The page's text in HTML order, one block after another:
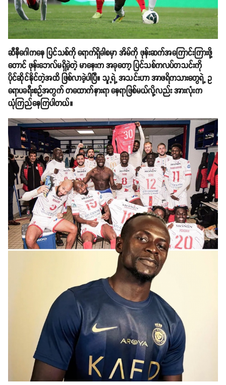
ဆီနီဂေါကနေ ပြင်သစ်ကို ရောက်ရှိခါစမှာ အိမ်ကို ဖုန်းဆက်အကြောင်းကြားဖို့
တောင် ဖုန်းဘေလ်မရှိခဲ့တဲ့ မာနေးက အခုတော့ ပြင်သစ်ကလပ်တသင်းကို
ပိုင်ဆိုင်နိုင်တဲ့အထိ ဖြစ်လာခဲ့ပါပြီ။ သူ့ရဲ့ အသင်းဟာ အာဖရိကသားတွေရဲ့ ဥ
ရောပခရီးစဉ်အတွက် တထောက်နားရာ နေရာဖြစ်မယ်လို့လည်း အားလုံးက
ယုံကြည်နေကြပါတယ်။